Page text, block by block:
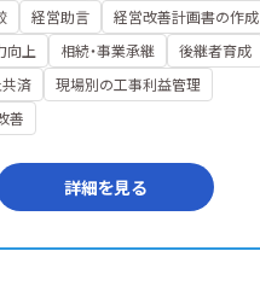
経営助言
経営改善計画書の作成
向上
相続・事業承継
後継者育成
共済
現場別の工事利益管理
善
詳細を見る